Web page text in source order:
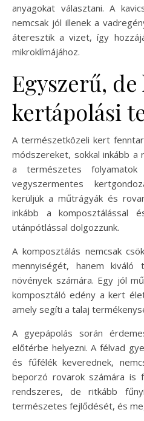
anyagokat választani. A
nemcsak jól illenek a
áteresztik a vizet, így
mikroklímájához.
Egyszerű, de
kertápolási
A természetközeli kert
módszereket, sokkal inkább
a természetes
vegyszermentes
kerüljük a műtrágyák és
inkább a komposztálással
utánpótlással dolgozzunk.
A komposztálás nemcsak
mennyiségét, hanem kiváló
növények számára. Egy jól
komposztáló edény a kert
amely segíti a talaj
A gyepápolás során
előtérbe helyezni. A félvad
és fűfélék keverednek,
beporzó rovarok számára
rendszeres, de ritkább
természetes fejlődését, és